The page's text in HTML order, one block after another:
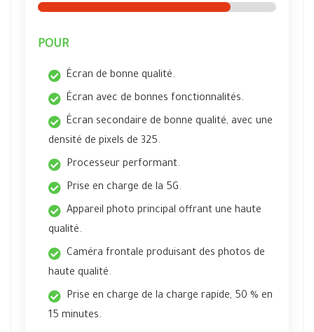
POUR
Écran de bonne qualité.
Écran avec de bonnes fonctionnalités.
Écran secondaire de bonne qualité, avec une
densité de pixels de 325.
Processeur performant.
Prise en charge de la 5G.
Appareil photo principal offrant une haute
qualité.
Caméra frontale produisant des photos de
haute qualité.
Prise en charge de la charge rapide, 50 % en
15 minutes.